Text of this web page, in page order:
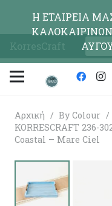
KorresCraft
Αρχική / By Colour /
KORRESCRAFT 236-
Coastal – Mare Ciel
Η ΕΤΑΙΡΕΙΑ